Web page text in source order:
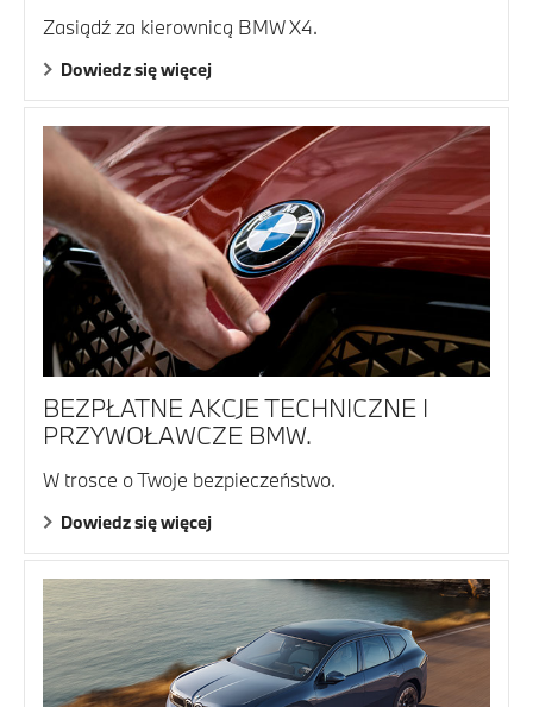
Zasiądź za kierownicą BMW X4.
Dowiedz się więcej
BEZPŁATNE AKCJE TECHNICZNE I
PRZYWOŁAWCZE BMW.
W trosce o Twoje bezpieczeństwo.
Dowiedz się więcej